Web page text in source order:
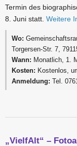
Termin des
8. Juni statt. Weitere
Wo:
Torgersen-Str. 7,
Wann: Monatlich, 1.
Kosten: Kostenlos,
Anmeldung: Tel.
„VielfAlt“ –